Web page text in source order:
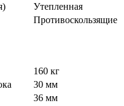
Утепленная
Противоскользящие
160 кг
30 мм
36 мм